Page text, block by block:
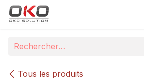
Se rendre au contenu
Tous les produits